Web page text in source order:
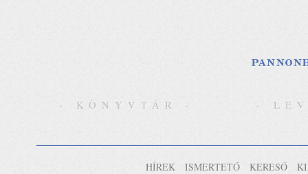
- KÖNYVTÁR - -
HÍREK ISMERTETŐ KERESŐ